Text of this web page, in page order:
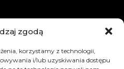
zgodą
korzystamy z technologii,
i/lub uzyskiwania dostępu